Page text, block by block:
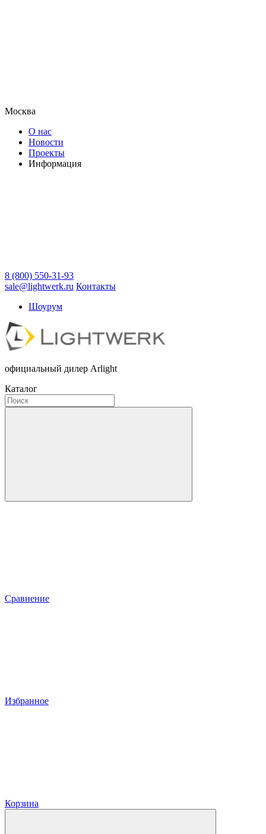
Москва
О нас
Новости
Проекты
Информация
8 (800) 550-31-93
sale@lightwerk.ru Контакты
Шоурум
официальный дилер Arlight
Каталог
Сравнение
Избранное
Корзина